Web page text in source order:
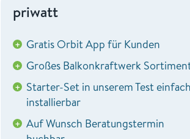
priwatt
+ Gratis Orbit App für Kunden
+ Großes Balkonkraftwerk
+ Starter-Set in unserem Test einfach
installierbar
+ Auf Wunsch Beratungstermin